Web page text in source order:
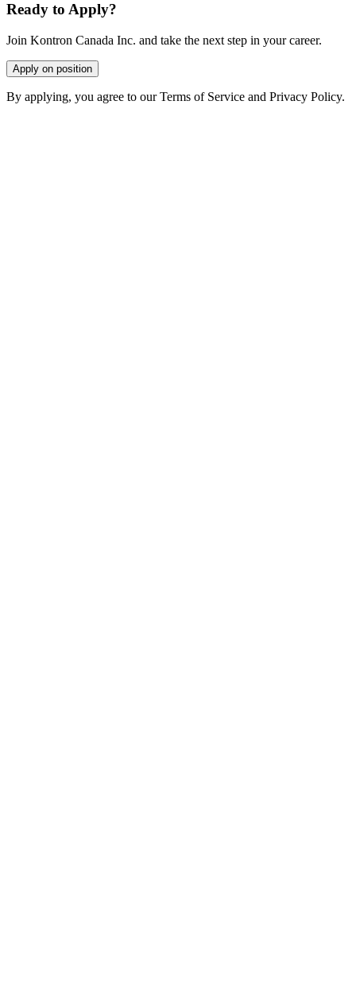
Ready to Apply?
Join Kontron Canada Inc. and take the next step in your career.
Apply on position
By applying, you agree to our Terms of Service and Privacy Policy.